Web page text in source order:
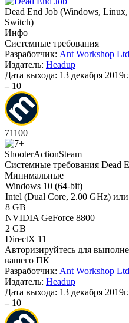
Dead End Job (Windows,
Switch)
Инфо
Системные требования
Разработчик: Ant Workshop Ltd
Издатель: Headup
Дата выхода: 13 декабря 2019г.
– 10
71100
ShooterActionSteam
Системные требования Dead
Минимальные
Windows 10 (64-bit)
Intel (Dual Core, 2.00 GHz)
8 GB
NVIDIA GeForce 8800
2 GB
DirectX 11
Авторизируйтесь для
вашего ПК
Разработчик: Ant Workshop Ltd
Издатель: Headup
Дата выхода: 13 декабря 2019г.
– 10